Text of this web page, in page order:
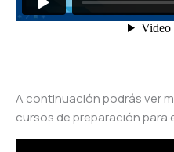
A continuación podrás ver
cursos de preparación para